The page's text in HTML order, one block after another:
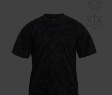
списку
уподобань